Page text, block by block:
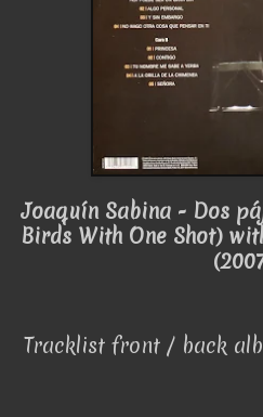
Joaquín Sabina - Dos
Birds With One Shot)
Tracklist front / back